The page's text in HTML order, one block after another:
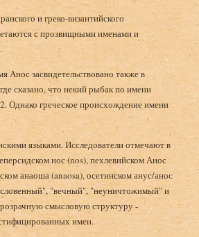
и греко-византийского
с прозвищными именами и
засвидетельствовано также в
сказано, что некий рыбак по имени
Однако греческое происхождение имени
языками. Исследователи отмечают в
нос (nos), пехлевийском Анос
анаоша (anaosa), осетинском анус/анос
"вечный", "неуничтожимый" и
смысловую структуру -
имен.